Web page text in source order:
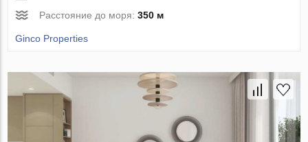
Расстояние до моря:350 м
Ginco Properties